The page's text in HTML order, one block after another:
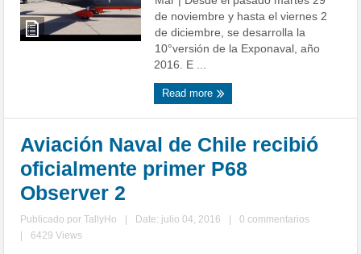
de noviembre y hasta el viernes 2
de diciembre, se desarrolla la
10°versión de la Exponaval, año
2016. E ...
Read more
Aviación Naval de Chile recibió
oficialmente primer P68
Observer 2
Publicado porTallyHo Date: julio 04, 2016
0 commentarios
6429 Views